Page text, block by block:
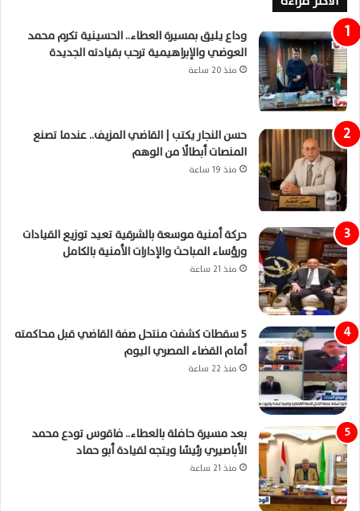
وداع يليق بمسيرة العطاء.. الحسينية تكرم محمد
العوضي والإبراهيمية ترحب بقيادته الجديدة
منذ 20 ساعة
حسن النجار يكتب | القاضي المزيف.. عندما تصنع
المنصات أبطالًا من الوهم
منذ 19 ساعة
حركة أمنية موسعة بالشرقية تعيد توزيع القيادات
ورؤساء المباحث والإدارات الأمنية بالكامل
منذ 21 ساعة
5 سقطات كشفت منتحل صفة القاضي قبل محاكمته
أمام القضاء المصري اليوم
منذ 22 ساعة
بعد مسيرة حافلة بالعطاء.. فاقوس تودع محمد
الأباصيري رئيسًا ويتجه لقيادة أبو حماد
منذ 21 ساعة